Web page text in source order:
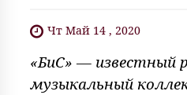
Чт Май 14 , 2020
«БиС» — известный
музыкальный